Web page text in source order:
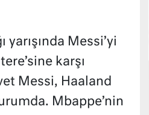
Messi’yi
karşı
Messi, Haaland
Mbappe’nin